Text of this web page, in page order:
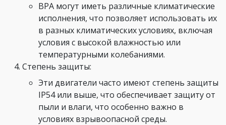
ВРА могут иметь различные климатические
исполнения, что позволяет использовать их
в разных климатических условиях, включая
условия с высокой влажностью или
температурными колебаниями.
Степень защиты:
Эти двигатели часто имеют степень защиты
IP54 или выше, что обеспечивает защиту от
пыли и влаги, что особенно важно в
условиях взрывоопасной среды.